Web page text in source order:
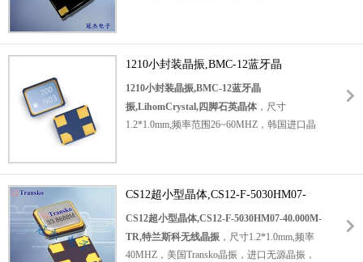
无铅焊接的回流温度曲线要求.
1210小封装晶振,BMC-12蓝牙晶
振,LihomCrystal,四脚石英晶体
1210小封装晶振,BMC-12蓝牙晶
振,LihomCrystal,四脚石英晶体 ，尺寸
1.2*1.0mm,频率范围26~60MHZ，韩国进口晶
晶振，无源石英晶体，无源贴片晶振，石英贴
片晶振，SMD晶振，石英晶体谐振器，高可靠
晶振，高性能晶振，低损耗 晶振，低功耗晶
振，低老化晶振，蓝牙应用晶振，无线局域网
CS12超小型晶体,CS12-F-5030HM07-
40.000M-TR,特兰斯科无线晶振
CS12超小型晶体,CS12-F-5030HM07-40.000M-
TR,特兰斯科无线晶振 ，尺寸1.2*1.0mm,频率
40MHZ，美国Transko晶振，进口无源晶振，